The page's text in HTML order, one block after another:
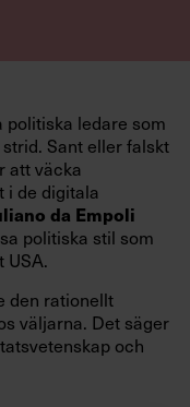
politiska ledare som
Sant eller falskt
att väcka
i de digitala
da Empoli
politiska stil som
USA.
den rationellt
väljarna. Det säger
och